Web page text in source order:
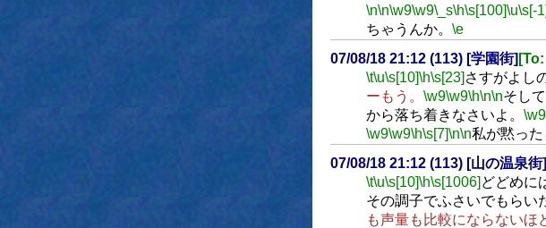
\n\n\w9\w9\_s\h\s[100]\u\s[-1]
ちゃうんか。 \e
07/08/18 21:12 (113) [学園街]
\t\u\s[10]\h\s[23] さすがよし
ーもう。 \w9\w9\h\n\nそして
から落ち着きなさいよ。 \w9
\w9\w9\h\s[7]\n\n私が黙った
07/08/18 21:12 (113) [山の温泉街]
\t\u\s[10]\h\s[1006] どどめに
その調子でふさいでもらい
も声量も比較にならないほ